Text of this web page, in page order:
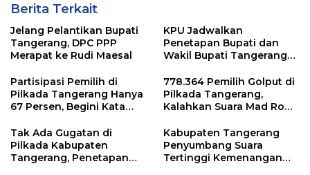
Berita Terkait
Jelang Pelantikan Bupati
Tangerang, DPC PPP
Merapat ke Rudi Maesal
KPU Jadwalkan
Penetapan Bupati dan
Wakil Bupati Tangerang
Partisipasi Pemilih di
Pilkada Tangerang Hanya
67 Persen, Begini Kata
778.364 Pemilih Golput di
Pilkada Tangerang,
Kalahkan Suara Mad Romli
Tak Ada Gugatan di
Pilkada Kabupaten
Tangerang, Penetapan
Kabupaten Tangerang
Penyumbang Suara
Tertinggi Kemenangan